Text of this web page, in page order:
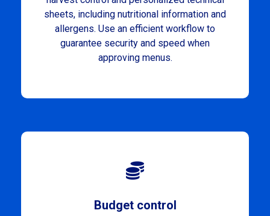
sheets, including nutritional information and
allergens. Use an efficient workflow to
guarantee security and speed when
approving menus.
Budget control